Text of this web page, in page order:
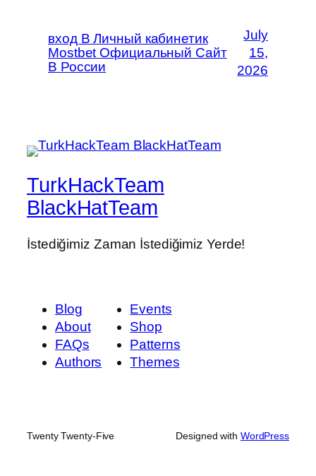
вход В Личный кабинетик
Mostbet Официальный Сайт
В России
July
15,
2026
TurkHackTeam
BlackHatTeam
İstediğimiz Zaman İstediğimiz Yerde!
Blog
About
FAQs
Authors
Events
Shop
Patterns
Themes
Twenty Twenty-Five Designed with WordPress